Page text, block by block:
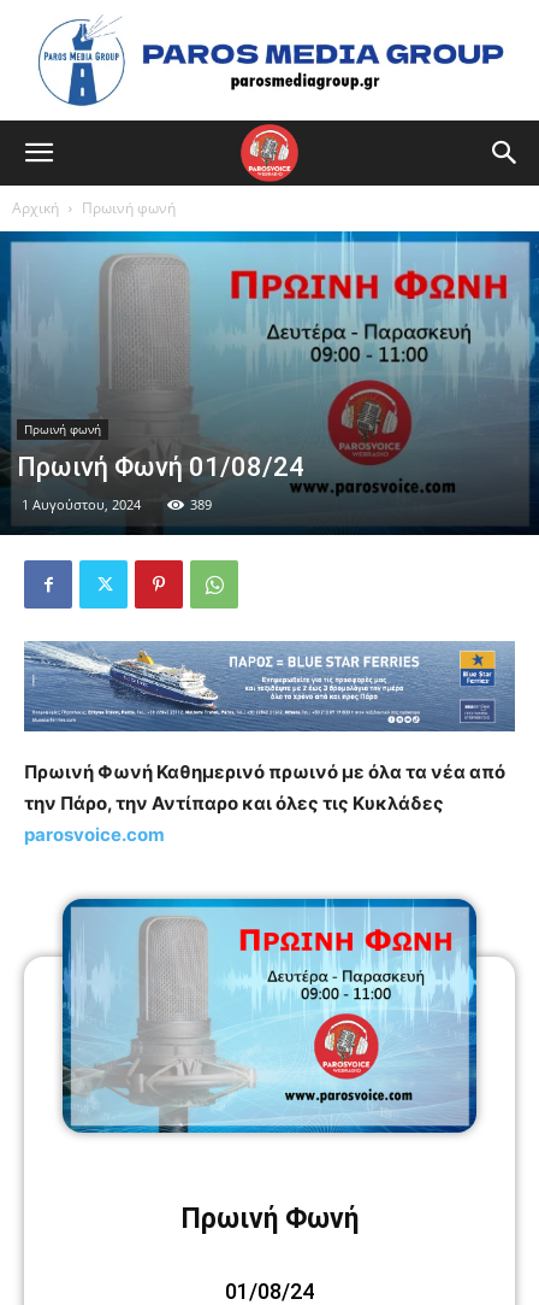
Αρχική Πρωινή φωνή
Πρωινή φωνή
Πρωινή Φωνή 01/08/24
1 Αυγούστου, 2024 389
Πρωινή Φωνή Καθημερινό πρωινό με όλα τα νέα από
την Πάρο, την Αντίπαρο και όλες τις Κυκλάδες
parosvoice.com
Πρωινή Φωνή
01/08/24